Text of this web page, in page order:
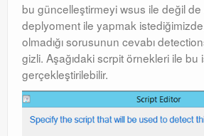
bu güncelleştirmeyi wsus ile değil
deplyoment ile yapmak
olmadığı sorusunun cevabı
gizli. Aşağıdaki scrpit örnekleri ile bu
gerçekleştirilebilir.